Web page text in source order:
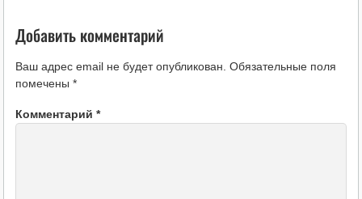
Добавить комментарий
Ваш адрес email не будет опубликован. Обязательные поля
помечены *
Комментарий *